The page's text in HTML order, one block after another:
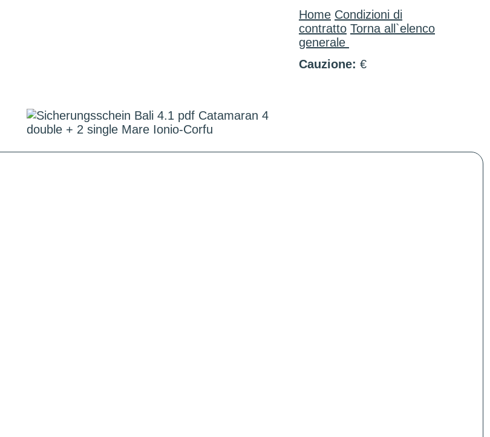
Home Condizioni di
contratto Torna all`elenco
generale
Cauzione: €